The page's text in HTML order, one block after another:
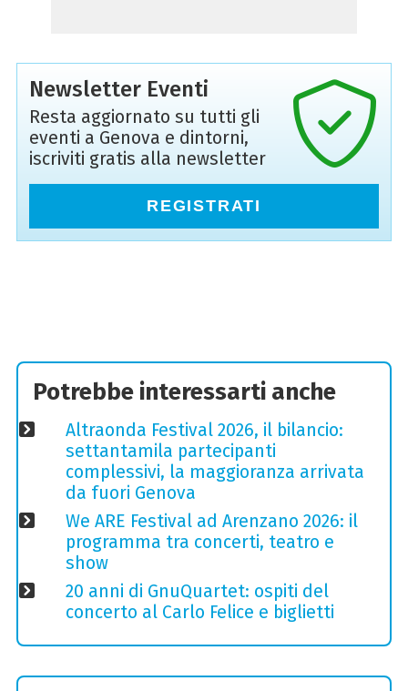
Newsletter Eventi
Resta aggiornato su tutti gli
eventi a Genova e dintorni,
iscriviti gratis alla newsletter
REGISTRATI
Potrebbe interessarti anche
Altraonda Festival 2026, il bilancio:
settantamila partecipanti
complessivi, la maggioranza arrivata
da fuori Genova
We ARE Festival ad Arenzano 2026: il
programma tra concerti, teatro e
show
20 anni di GnuQuartet: ospiti del
concerto al Carlo Felice e biglietti